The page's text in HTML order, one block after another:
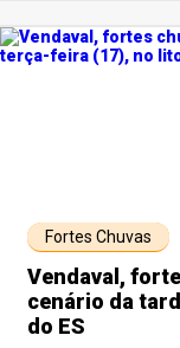
Fortes Chuvas
Vendaval,
cenário da
do ES